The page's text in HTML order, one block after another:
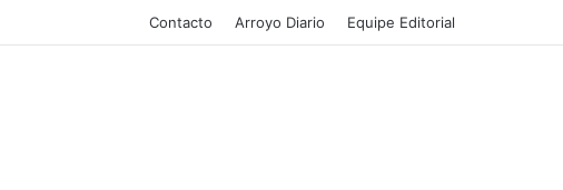
Contacto Arroyo Diario Equipe Editorial